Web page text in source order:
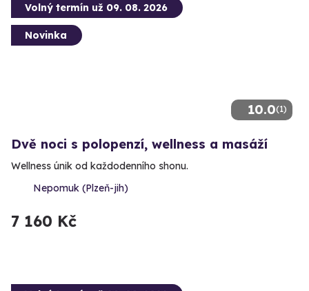
10.0(1)
Volný termín už 09. 08. 2026
Novinka
Dvě noci s polopenzí, wellness a masáží
Wellness únik od každodenního shonu.
Nepomuk (Plzeň-jih)
7 160 Kč